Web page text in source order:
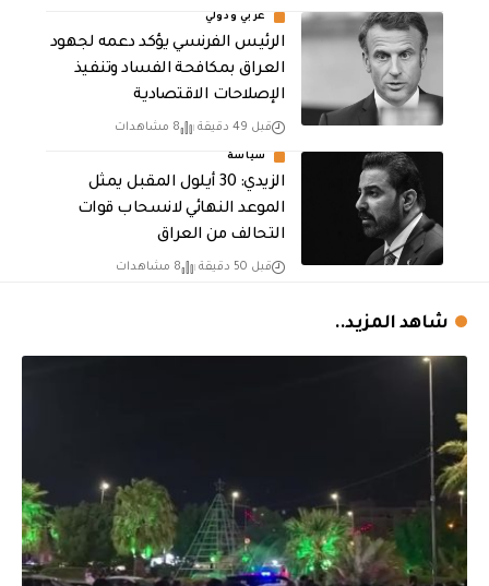
عربي ودولي
الرئيس الفرنسي يؤكد دعمه لجهود
العراق بمكافحة الفساد وتنفيذ
الإصلاحات الاقتصادية
قبل 49 دقيقة 8 مشاهدات
سياسة
الزيدي: 30 أيلول المقبل يمثل
الموعد النهائي لانسحاب قوات
التحالف من العراق
قبل 50 دقيقة 8 مشاهدات
شاهد المزيد..